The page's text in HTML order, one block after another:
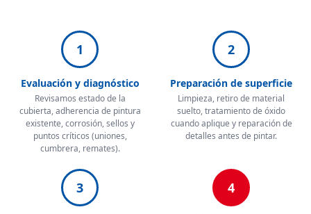
1
Evaluación y diagnóstico
Revisamos estado de la
cubierta, adherencia de pintura
existente, corrosión, sellos y
puntos críticos (uniones,
cumbrera, remates).
2
Preparación de superficie
Limpieza, retiro de material
suelto, tratamiento de óxido
cuando aplique y reparación de
detalles antes de pintar.
3 4